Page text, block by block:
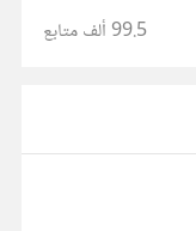
99.5 ألف متابع